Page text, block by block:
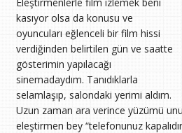
kasıyor olsa da konusu ve
oyuncuları eğlenceli bir film hissi
verdiğinden belirtilen gün ve saatte
gösterimin yapılacağı
sinemadaydım. Tanıdıklarla
selamlaşıp, salondaki yerimi aldım.
Uzun zaman ara verince yüzümü
eleştirmen bey “telefonunuz